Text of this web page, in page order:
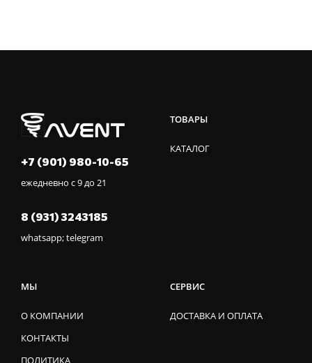
+7 (901) 980-10-65
ежедневно с 9 до 21
8 (931) 3243185
whatsapp; telegram
ТОВАРЫ
КАТАЛОГ
МЫ
О КОМПАНИИ
КОНТАКТЫ
ПОЛИТИКА
СЕРВИС
ДОСТАВКА И ОПЛАТА